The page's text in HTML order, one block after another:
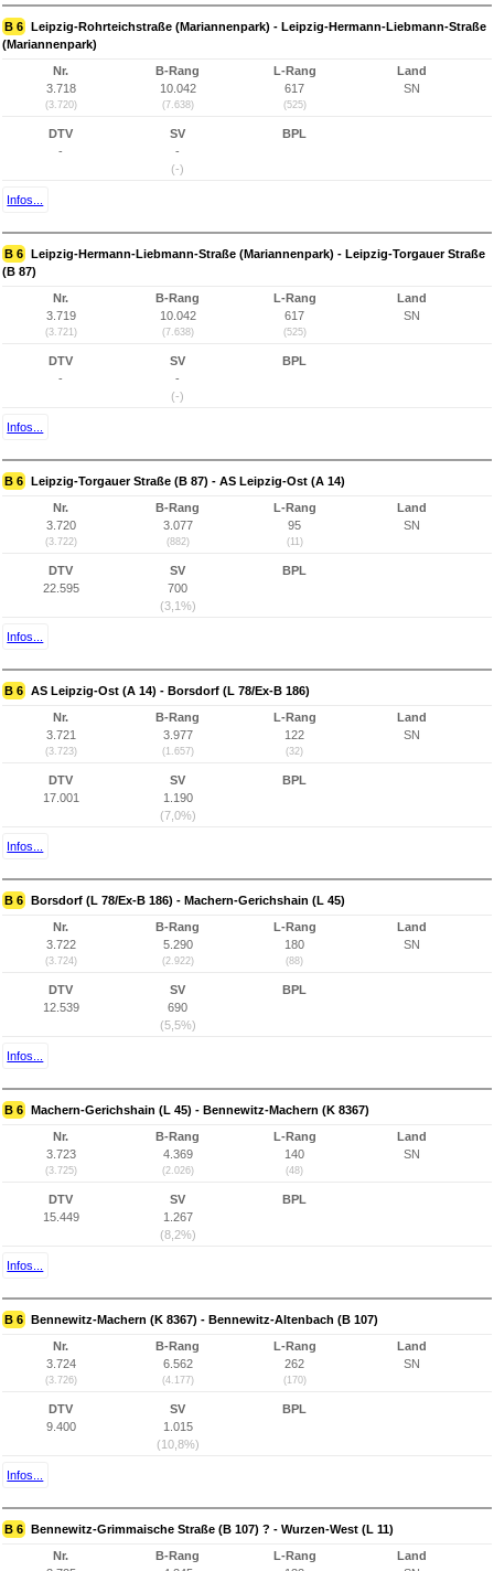
B 6 Leipzig-Rohrteichstraße (Mariannenpark) - Leipzig-Hermann-Liebmann-Straße
(Mariannenpark)
Nr.
3.718
(3.720)
B-Rang
10.042
(7.638)
L-Rang
617
(525)
Land
SN
DTV
-
SV
-
(-)
BPL
Infos...
B 6 Leipzig-Hermann-Liebmann-Straße (Mariannenpark) - Leipzig-Torgauer Straße
(B 87)
Nr.
3.719
(3.721)
B-Rang
10.042
(7.638)
L-Rang
617
(525)
Land
SN
DTV
-
SV
-
(-)
BPL
Infos...
B 6 Leipzig-Torgauer Straße (B 87) - AS Leipzig-Ost (A 14)
Nr.
3.720
(3.722)
B-Rang
3.077
(882)
L-Rang
95
(11)
Land
SN
DTV
22.595
SV
700
(3,1%)
BPL
Infos...
B 6 AS Leipzig-Ost (A 14) - Borsdorf (L 78/Ex-B 186)
Nr.
3.721
(3.723)
B-Rang
3.977
(1.657)
L-Rang
122
(32)
Land
SN
DTV
17.001
SV
1.190
(7,0%)
BPL
Infos...
B 6 Borsdorf (L 78/Ex-B 186) - Machern-Gerichshain (L 45)
Nr.
3.722
(3.724)
B-Rang
5.290
(2.922)
L-Rang
180
(88)
Land
SN
DTV
12.539
SV
690
(5,5%)
BPL
Infos...
B 6 Machern-Gerichshain (L 45) - Bennewitz-Machern (K 8367)
Nr.
3.723
(3.725)
B-Rang
4.369
(2.026)
L-Rang
140
(48)
Land
SN
DTV
15.449
SV
1.267
(8,2%)
BPL
Infos...
B 6 Bennewitz-Machern (K 8367) - Bennewitz-Altenbach (B 107)
Nr.
3.724
(3.726)
B-Rang
6.562
(4.177)
L-Rang
262
(170)
Land
SN
DTV
9.400
SV
1.015
(10,8%)
BPL
Infos...
B 6 Bennewitz-Grimmaische Straße (B 107) ? - Wurzen-West (L 11)
Nr.
B-Rang
L-Rang
Land